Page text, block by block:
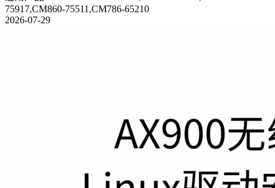
75917,CM860-75511,CM786-65210
2026-07-29